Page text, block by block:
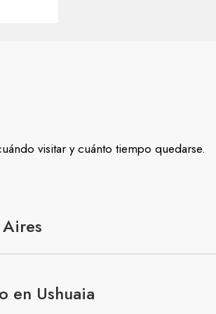
visitar y cuánto tiempo quedarse.